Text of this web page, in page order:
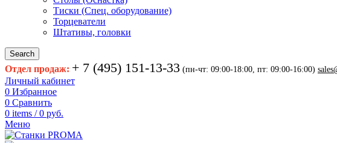
Тиски (Спец. оборудование)
Торцеватели
Штативы, головки
Search
Отдел продаж: + 7 (495) 151-13-33 (пн-чт: 09:00-18:00, пт: 09:00-16:00)
Личный кабинет
0 Избранное
0 Сравнить
0 items / 0 руб.
Меню